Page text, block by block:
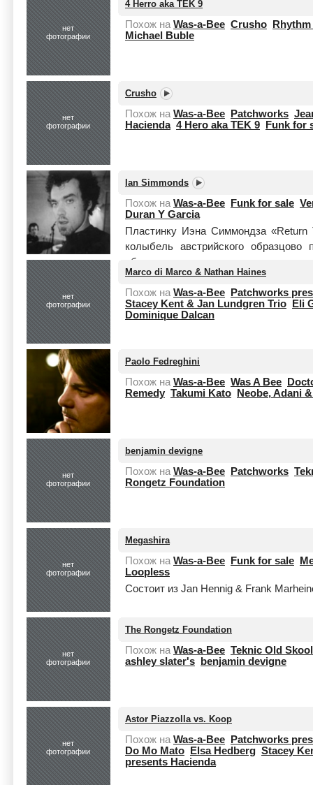
нет
фотографии
4 Herro aka TEK 9
Похож на Was-a-Bee Crusho
Michael Buble
нет
фотографии
Crusho
Похож на Was-a-Bee Patchworks
Hacienda 4 Hero aka TEK 9 Funk for
Ian Simmonds
Похож на Was-a-Bee Funk for sale
Duran Y Garcia
Пластинку Иэна Симмондза
колыбель австрийского образцово
обволакивающего наркотического
Читать целиком
нет
фотографии
Marco di Marco & Nathan Haines
Похож на Was-a-Bee
Patchworks
Stacey Kent & Jan Lundgren Trio
Eli
Dominique Dalcan
Paolo Fedreghini
Похож на Was-a-Bee Was A Bee
Remedy Takumi Kato Neobe, Adani
нет
фотографии
benjamin devigne
Похож на Was-a-Bee Patchworks
Rongetz Foundation
нет
фотографии
Megashira
Похож на Was-a-Bee Funk for sale
Loopless
Состоит из Jan Hennig & Frank
нет
фотографии
The Rongetz Foundation
Похож на Was-a-Bee Teknic Old Skool
ashley slater's
benjamin devigne
нет
фотографии
Astor Piazzolla vs. Koop
Похож на Was-a-Bee
Patchworks
Do Mo Mato
Elsa Hedberg Stacey
presents Hacienda